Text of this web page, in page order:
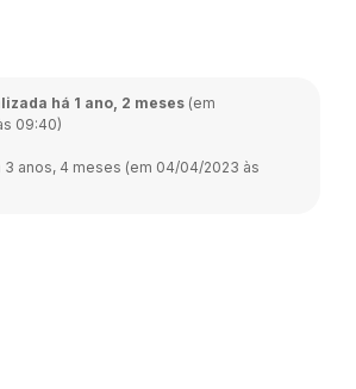
há 1 ano, 2 meses (em
09:40)
3 anos, 4 meses (em 04/04/2023 às